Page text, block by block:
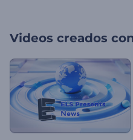
Videos creados